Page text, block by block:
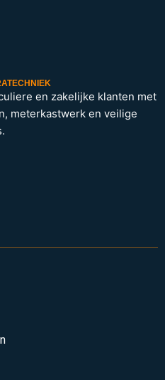
en zakelijke klanten met
meterkastwerk en veilige